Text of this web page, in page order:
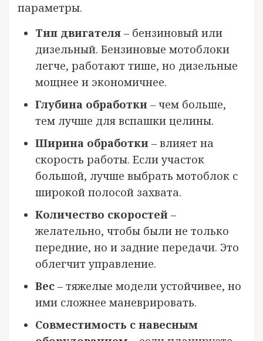
параметры.
Тип двигателя – бензиновый или
дизельный. Бензиновые мотоблоки
легче, работают тише, но дизельные
мощнее и экономичнее.
Глубина обработки – чем больше,
тем лучше для вспашки целины.
Ширина обработки – влияет на
скорость работы. Если участок
большой, лучше выбрать мотоблок с
широкой полосой захвата.
Количество скоростей –
желательно, чтобы были не только
передние, но и задние передачи. Это
облегчит управление.
Вес – тяжелые модели устойчивее, но
ими сложнее маневрировать.
Совместимость с навесным